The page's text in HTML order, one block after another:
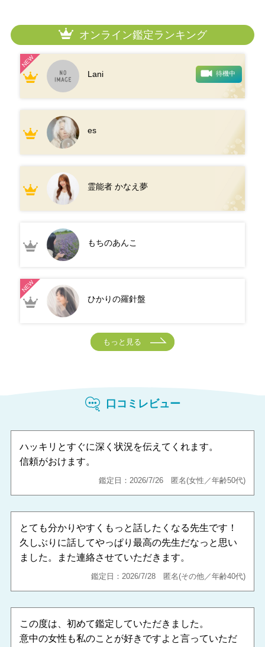
オンライン鑑定ランキング
Lani 待機中
es
霊能者 かなえ夢
もちのあんこ
ひかりの羅針盤
もっと見る
口コミレビュー
ハッキリとすぐに深く状況を伝えてくれます。
信頼がおけます。
鑑定日：2026/7/26 匿名(女性／年齢50代)
とても分かりやすくもっと話したくなる先生です！
久しぶりに話してやっぱり最高の先生だなっと思い
ました。また連絡させていただきます。
鑑定日：2026/7/28 匿名(その他／年齢40代)
この度は、初めて鑑定していただきました。
意中の女性も私のことが好きですよと言っていただ